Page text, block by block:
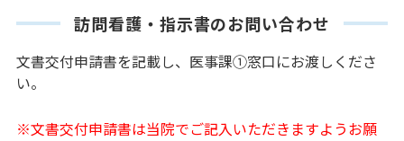
訪問看護・指示書のお問い合わせ
文書交付申請書を記載し、医事課①窓口にお渡しくださ
い。
※文書交付申請書は当院でご記入いただきますようお願